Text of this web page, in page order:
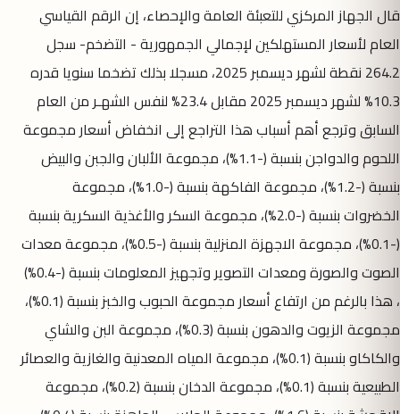
قال الجهاز المركزي للتعبئة العامة والإحصاء، إن الرقم القياسي
العام لأسعار المستهلكين لإجمالي الجمهورية - التضخم- سجل
264.2 نقطة لشهر ديسمبر 2025، مسجلا بذلك تضخما سنويا قدره
10.3% لشهر ديسمبر 2025 مقابل 23.4% لنفس الشهـر من العام
السابق وترجع أهم أسباب هذا التراجع إلى انخفاض أسعار مجموعة
اللحوم والدواجن بنسبة (-1.1%)، مجموعة الألبان والجبن والبيض
بنسبة (-1.2%)، مجموعة الفاكهة بنسبة (-1.0%)، مجموعة
الخضروات بنسبة (-2.0%)، مجموعة السكر والأغذية السكرية بنسبة
(-0.1%)، مجموعة الاجهزة المنزلية بنسبة (-0.5%)، مجموعة معدات
الصوت والصورة ومعدات التصوير وتجهيز المعلومات بنسبة (-0.4%)
، هذا بالرغم من ارتفاع أسعار مجموعة الحبوب والخبز بنسبة (0.1%)،
مجموعة الزيوت والدهون بنسبة (0.3%)، مجموعة البن والشاي
والكاكاو بنسبة (0.1%)، مجموعة المياه المعدنية والغازية والعصائر
الطبيعية بنسبة (0.1%)، مجموعة الدخان بنسبة (0.2%)، مجموعة